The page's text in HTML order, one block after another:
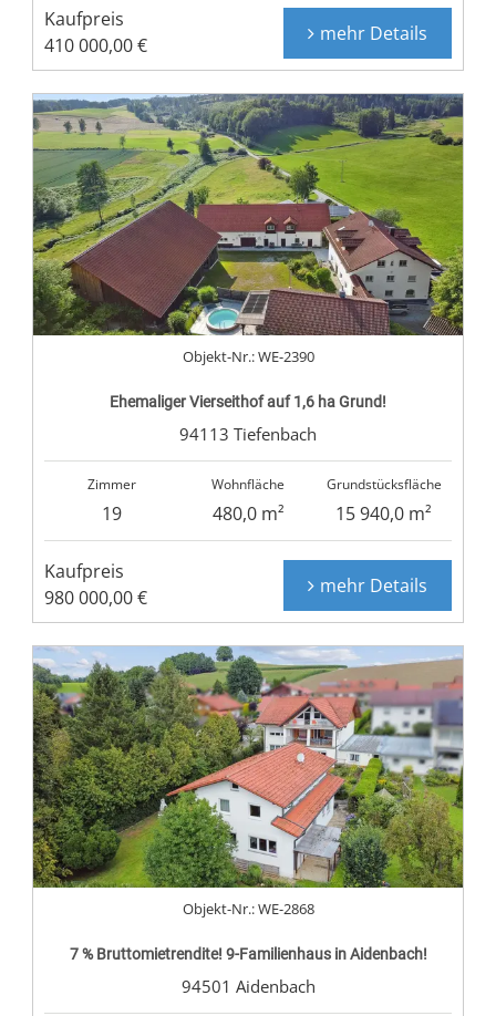
Kaufpreis
410 000,00 €
mehr Details
Ehemaliger Vierseithof auf 1,6 ha Grund!
Objekt-Nr.: WE-2390
94113 Tiefenbach
Zimmer
19
Wohnfläche
480,0 m²
Grundstücksfläche
15 940,0 m²
Kaufpreis
980 000,00 €
mehr Details
7 % Bruttomietrendite! 9-Familienhaus in Aidenbach!
Objekt-Nr.: WE-2868
94501 Aidenbach